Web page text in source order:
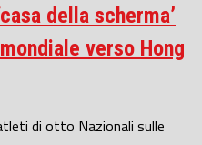
della scherma’
verso Hong
di otto Nazionali sulle